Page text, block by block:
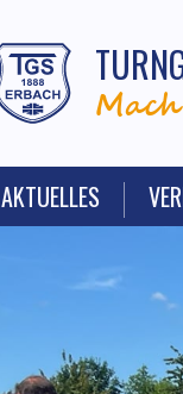
AKTUELLES